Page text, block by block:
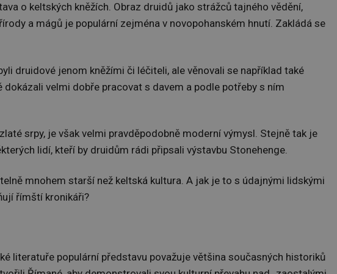
o keltských kněžích. Obraz druidů jako strážců tajného vědění,
a mágů je populární zejména v novopohanském hnutí. Zakládá se
druidové jenom kněžími či léčiteli, ale věnovali se například také
velmi dobře pracovat s davem a podle potřeby s ním
srpy, je však velmi pravděpodobně moderní výmysl. Stejně tak je
lidí, kteří by druidům rádi připsali výstavbu Stonehenge.
mnohem starší než keltská kultura. A jak je to s údajnými lidskými
římští kronikáři?
literatuře populární představu považuje většina současných historiků